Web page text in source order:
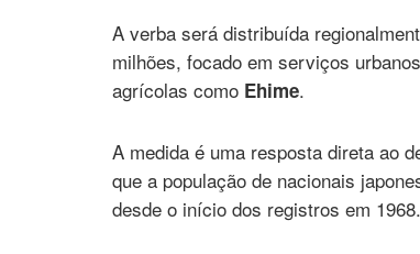
A verba será distribuída
milhões, focado em serviços
agrícolas como Ehime.
A medida é uma resposta direta ao
que a população de nacionais
desde o início dos registros em 1968.